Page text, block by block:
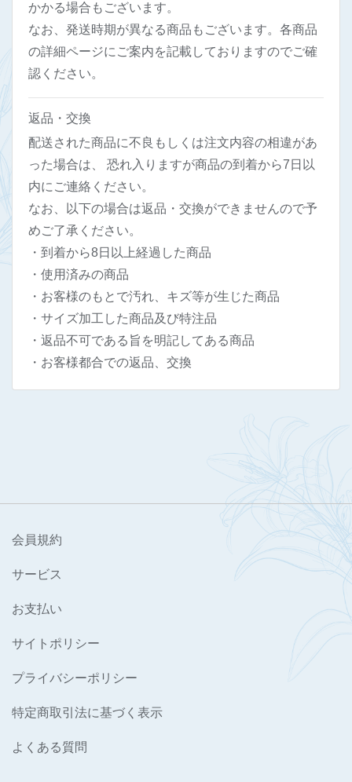
かかる場合もございます。
なお、発送時期が異なる商品もございます。各商品
の詳細ページにご案内を記載しておりますのでご確
認ください。
返品・交換
配送された商品に不良もしくは注文内容の相違があ
った場合は、 恐れ入りますが商品の到着から7日以
内にご連絡ください。
なお、以下の場合は返品・交換ができませんので予
めご了承ください。
・到着から8日以上経過した商品
・使用済みの商品
・お客様のもとで汚れ、キズ等が生じた商品
・サイズ加工した商品及び特注品
・返品不可である旨を明記してある商品
・お客様都合での返品、交換
会員規約
サービス
お支払い
サイトポリシー
プライバシーポリシー
特定商取引法に基づく表示
よくある質問